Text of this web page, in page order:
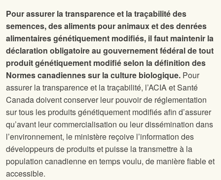
Pour assurer la transparence et la traçabilité des
semences, des aliments pour animaux et des denrées
alimentaires génétiquement modifiés, il faut maintenir la
déclaration obligatoire au gouvernement fédéral de tout
produit génétiquement modifié selon la définition des
Normes canadiennes sur la culture biologique. Pour
assurer la transparence et la traçabilité, l’ACIA et Santé
Canada doivent conserver leur pouvoir de réglementation
sur tous les produits génétiquement modifiés afin d’assurer
qu’avant leur commercialisation ou leur dissémination dans
l’environnement, le ministère reçoive l’information des
développeurs de produits et puisse la transmettre à la
population canadienne en temps voulu, de manière fiable et
accessible.